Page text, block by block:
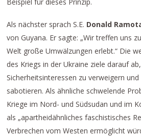
Als nächster sprach S.E. Donald
von Guyana. Er sagte: „Wir treffen uns
Welt große Umwälzungen erlebt.“ Die
des Kriegs in der Ukraine ziele darauf
Sicherheitsinteressen zu verweigern
sabotieren. Als ähnliche schwelende
Kriege im Nord- und Südsudan und im
als „apartheidähnliches faschistisches
Verbrechen vom Westen ermöglicht